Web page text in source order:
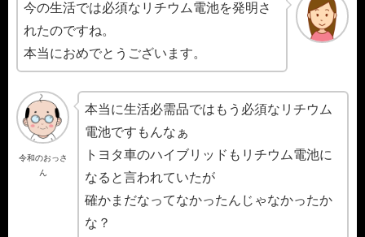
今の生活では必須なリチウム電池を発明さ
れたのですね。
本当におめでとうございます。
令和のおっさ
ん
本当に生活必需品ではもう必須なリチウム
電池ですもんなぁ
トヨタ車のハイブリッドもリチウム電池に
なると言われていたが
確かまだなってなかったんじゃなかったか
な？